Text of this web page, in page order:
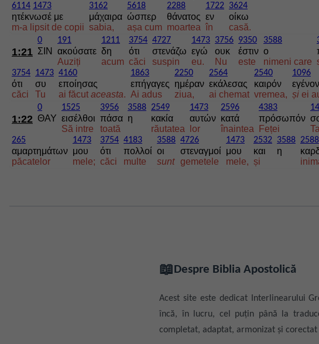
6114 1473
ητέκνωσέ με
m-a lipsit de copii
3162
μάχαιρα
sabia,
5618
ώσπερ
așa cum
2288
θάνατος
moartea
1722
εν
în
3624
οίκω
casă.
1:21
0
ΣΙΝ
191
ακούσατε
Auziți
1211
δη
acum
3754
ότι
căci
4727
στενάζω
suspin
1473
εγώ
eu.
3756
ουκ
Nu
9350
έστιν
este
3588
ο
nimeni care
3754
ότι
căci
1473
συ
Tu
4160
εποίησας
ai făcut aceasta.
1863
επήγαγες
Ai adus
2250
ημέραν
ziua,
2564
εκάλεσας
ai chemat
2540
καιρόν
vremea,
1096
și ei
1:22
0
ΘΑΥ
1525
εισέλθοι
Să intre
3956
πάσα
toată
3588
η
2549
κακία
răutatea
1473
αυτών
lor
2596
κατά
înaintea
4383
πρόσωπόν
Feței
265
αμαρτημάτων
păcatelor
1473
μου
mele;
3754
ότι
căci
4183
πολλοί
multe
3588
οι
sunt
4726
στεναγμοί
gemetele
1473
μου
mele,
2532
και
și
3588
η
2588
📖 Despre Biblia Apostolică
Acest site este dedicat Interlinearului
încă, în lucru, cel puțin până la
completat, adaptat, armonizat și